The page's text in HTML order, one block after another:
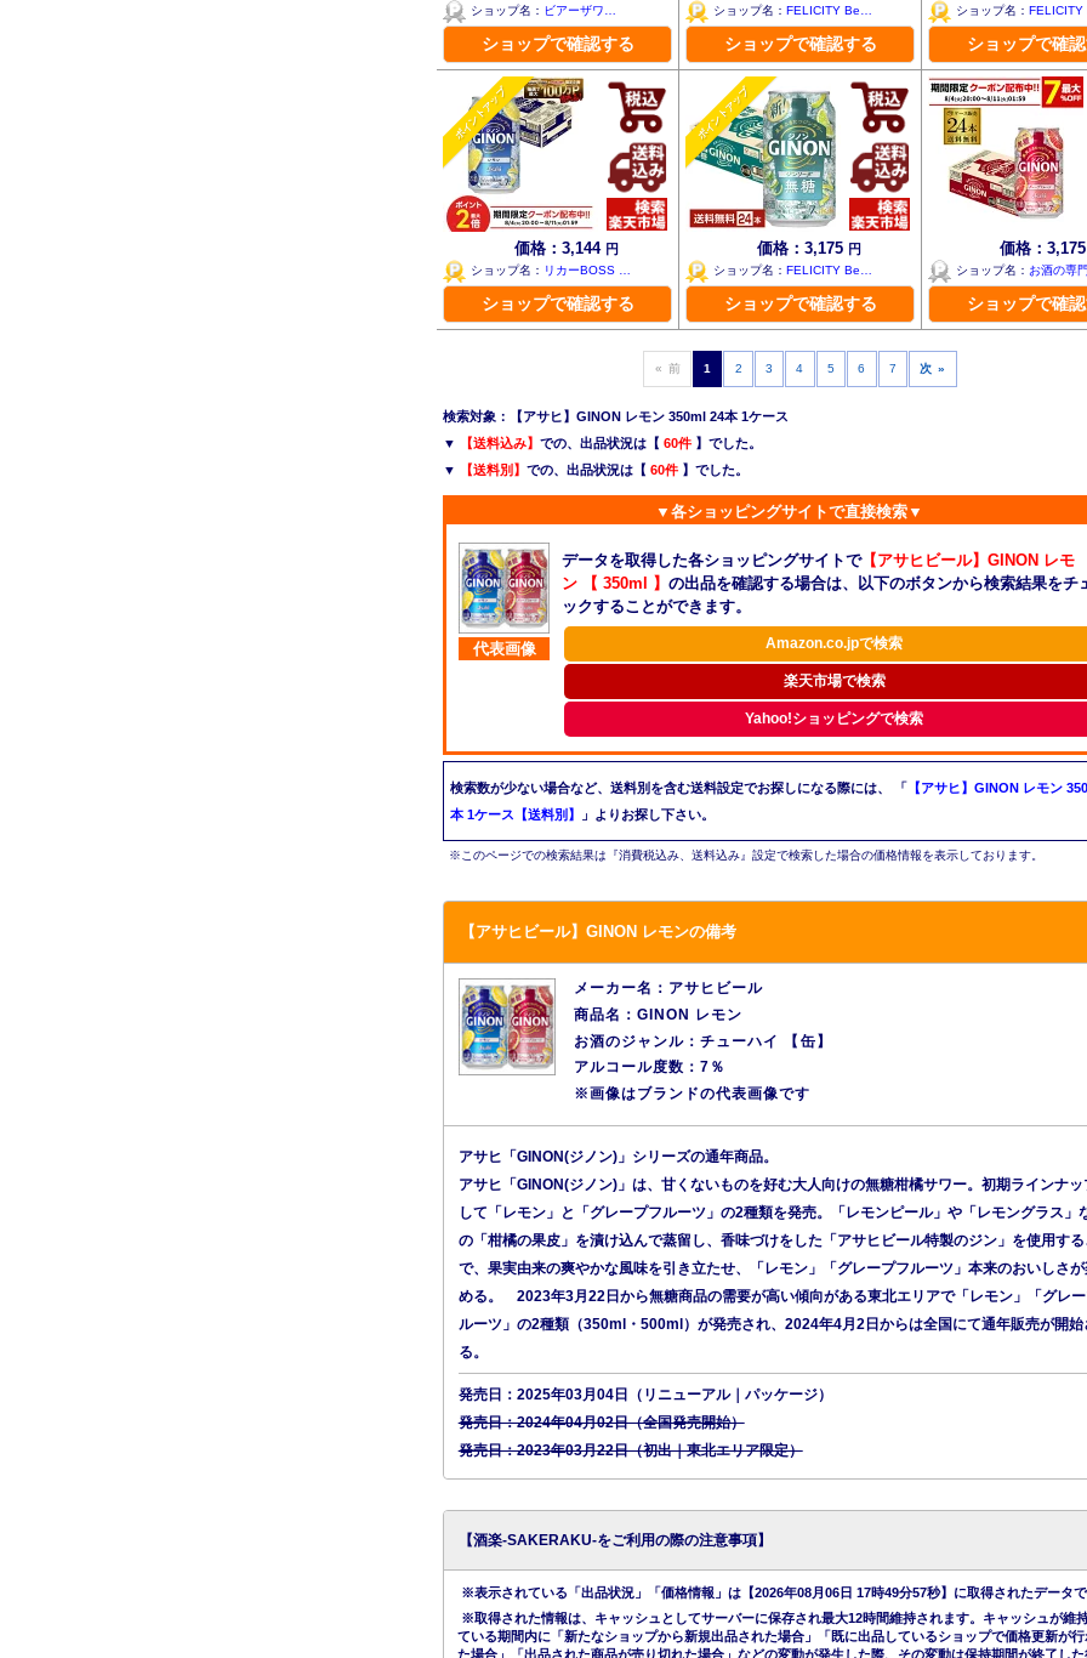
ショップ名： ビアーザワ…
ショップで確認する
ショップ名： FELICITY Be…
ショップで確認する
ショップ名：
ショップで確
ポイントアップ
価格：3,144 円
ショップ名： リカーBOSS …
ショップで確認する
ポイントアップ
価格：3,175 円
ショップ名： FELICITY Be…
ショップで確認する
価格：3,175
ショップ名： お酒の専
ショップで確
« 前 1 2 3 4 5 6 7 次 »
検索対象：【アサヒ】GINON レモン 350ml 24本 1ケース
▼
【送料込み】 での、出品状況は【 60件 】でした。
▼
【送料別】 での、出品状況は【 60件 】でした。
▼各ショッピングサイトで直接検索▼
代表画像
データを取得した各ショッピングサイトで【アサヒビール】GINON レモ
ン 【 350ml 】 の出品を確認する場合は、以下のボタンから検索結果をチ
ックすることができます。
Amazon.co.jpで検索
楽天市場で検索
Yahoo!ショッピングで検索
検索数が少ない場合など、送料別を含む送料設定でお探しになる際には、 「 【アサヒ】GINON レモン
本 1ケース【送料別】
」よりお探し下さい。
※このページでの検索結果は『消費税込み、送料込み』設定で検索した場合の価格情報を表示しております。
【アサヒビール】GINON レモンの備考
メーカー名：アサヒビール
商品名：GINON レモン
お酒のジャンル：チューハイ 【缶】
アルコール度数：7％
※画像はブランドの代表画像です
アサヒ「GINON(ジノン)」シリーズの通年商品。
アサヒ「GINON(ジノン)」は、甘くないものを好む大人向けの無糖柑橘サワー。初期ラインナッ
して「レモン」と「グレープフルーツ」の2種類を発売。「レモンピール」や「レモングラス」
の「柑橘の果皮」を漬け込んで蒸留し、香味づけをした「アサヒビール特製のジン」を使用する
で、果実由来の爽やかな風味を引き立たせ、「レモン」「グレープフルーツ」本来のおいしさが
める。 2023年3月22日から無糖商品の需要が高い傾向がある東北エリアで「レモン」「グレー
ルーツ」の2種類（350ml・500ml）が発売され、2024年4月2日からは全国にて通年販売が開始
る。
発売日：2025年03月04日（リニューアル｜パッケージ）
発売日：2024年04月02日（全国発売開始）
発売日：2023年03月22日（初出｜東北エリア限定）
【酒楽-SAKERAKU-をご利用の際の注意事項】
※表示されている「出品状況」「価格情報」は【2026年08月06日 17時49分57秒】に取得されたデータで
※取得された情報は、キャッシュとしてサーバーに保存され最大12時間維持されます。キャッシュが維
ている期間内に「新たなショップから新規出品された場合」「既に出品しているショップで価格更新が行
た場合」「出品された商品が売り切れた場合」などの変動が発生した際、その変動は保持期間が終了した